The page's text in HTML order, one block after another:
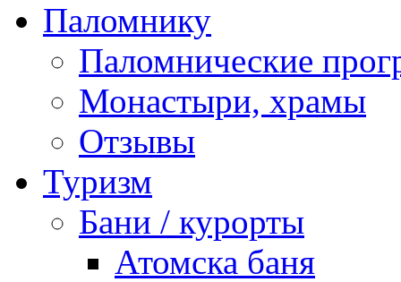
Паломнику
Паломнические
Монастыри, храмы
Отзывы
Туризм
Бани / курорты
Атомска баня